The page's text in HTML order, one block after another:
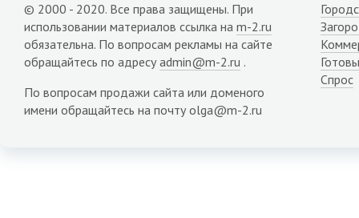
© 2000 - 2020. Все права защищены. При
использовании материалов ссылка на m-2.ru
обязательна. По вопросам рекламы на сайте
обращайтесь по адресу admin@m-2.ru .
По вопросам продажи сайта или доменого
имени обращайтесь на почту olga@m-2.ru
Спрос